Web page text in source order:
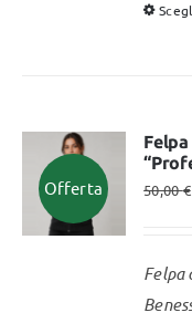
Offerta 50,00€
Felpa